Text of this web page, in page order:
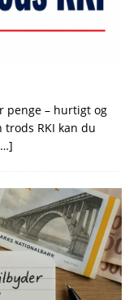
penge – hurtigt og
RKI kan du